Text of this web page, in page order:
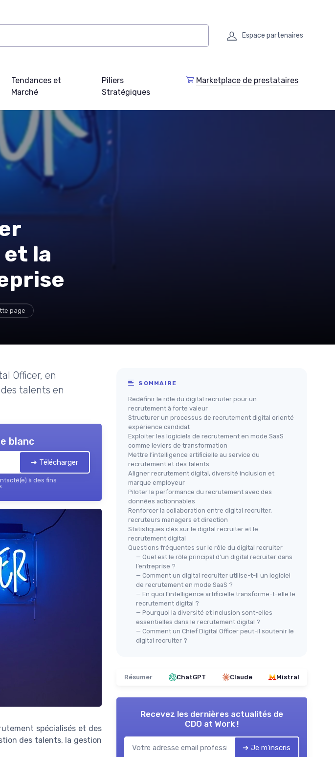
Espace partenaires
Tendances et
Marché
Piliers
Stratégiques
Marketplace de prestataires
la
page
Officer, en
talents en
blanc
➔ Télécharger
à des fins
spécialisés et des
des talents, la gestion
SOMMAIRE
Redéfinir le rôle du digital recruiter pour un
recrutement à forte valeur
Structurer un processus de recrutement digital orienté
expérience candidat
Exploiter les logiciels de recrutement en mode SaaS
comme leviers de transformation
Mettre l’intelligence artificielle au service du
recrutement et des talents
Aligner recrutement digital, diversité inclusion et
marque employeur
Piloter la performance du recrutement avec des
données actionnables
Renforcer la collaboration entre digital recruiter,
recruteurs managers et direction
Statistiques clés sur le digital recruiter et le
recrutement digital
Questions fréquentes sur le rôle du digital recruiter
— Quel est le rôle principal d’un digital recruiter dans
l’entreprise ?
— Comment un digital recruiter utilise-t-il un logiciel
de recrutement en mode SaaS ?
— En quoi l’intelligence artificielle transforme-t-elle le
recrutement digital ?
— Pourquoi la diversité et inclusion sont-elles
essentielles dans le recrutement digital ?
— Comment un Chief Digital Officer peut-il soutenir le
digital recruiter ?
Résumer ChatGPT Claude Mistral
Recevez les dernières actualités de
CDO at Work !
➔ Je m'inscris